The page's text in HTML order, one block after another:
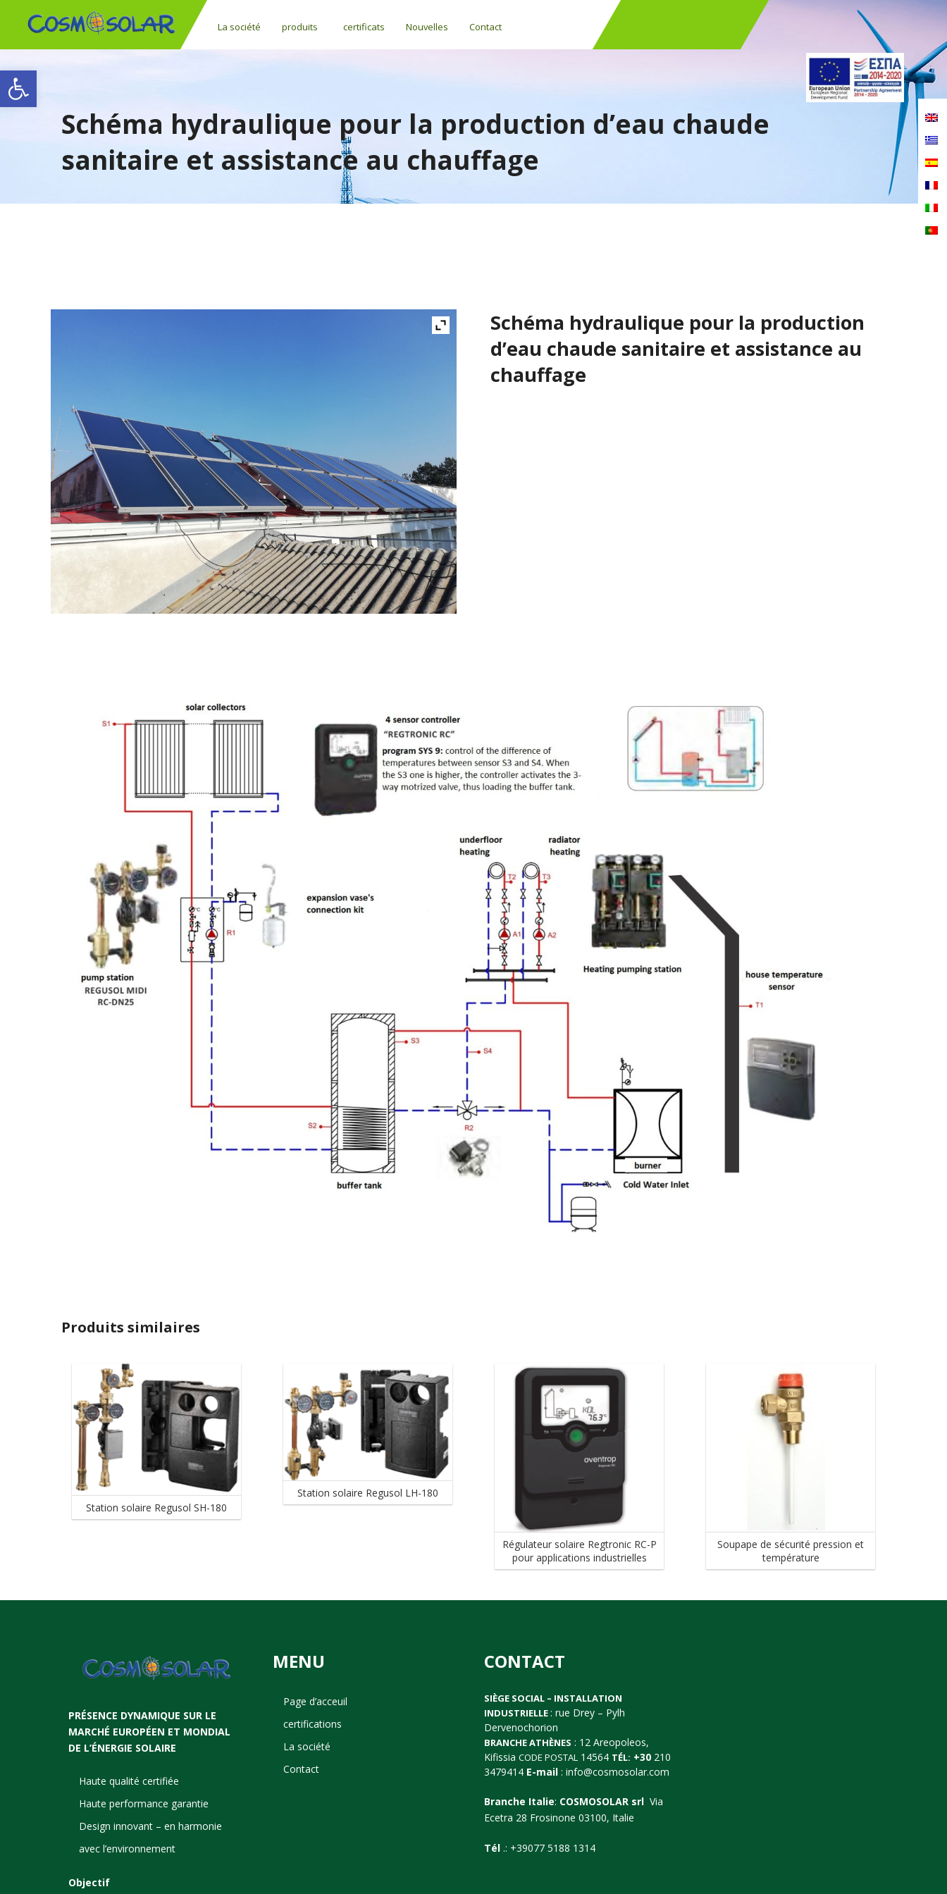
Ouvrir la barre d’outils
La société produits
Schémas Hydrauliques- circulation forcée
certificats Nouvelles Contact
Schéma hydraulique pour la production d’eau chaude
sanitaire et assistance au chauffage
Schéma hydraulique pour la production
d’eau chaude sanitaire et assistance au
chauffage
Produits similaires
Station solaire Regusol SH-180
Station solaire Regusol LH-180
Régulateur solaire Regtronic RC-P
pour applications industrielles
Soupape de sécurité pression et
température
PRÉSENCE DYNAMIQUE SUR LE
MARCHÉ EUROPÉEN ET MONDIAL
DE L’ÉNERGIE SOLAIRE
Haute qualité certifiée
Haute performance garantie
Design innovant – en harmonie
avec l’environnement
Objectif
MENU
Page d’acceuil
certifications
La société
Contact
CONTACT
SIÈGE SOCIAL – INSTALLATION
INDUSTRIELLE: rue Drey – Pylh
Dervenochorion
BRANCHE ATHÈNES : 12 Areopoleos,
Kifissia CODE POSTAL 14564 TÉL: +30 210
3479414 E-mail : info@cosmosolar.com
Branche Italie: COSMOSOLAR srl Via
Ecetra 28 Frosinone 03100, Italie
Tél .: +39077 5188 1314